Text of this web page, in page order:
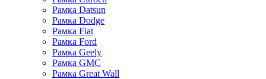
Рамка Datsun
Рамка Dodge
Рамка Fiat
Рамка Ford
Рамка Geely
Рамка GMC
Рамка Great Wall